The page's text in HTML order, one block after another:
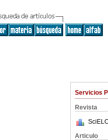
Servicios
Revista
Articulo